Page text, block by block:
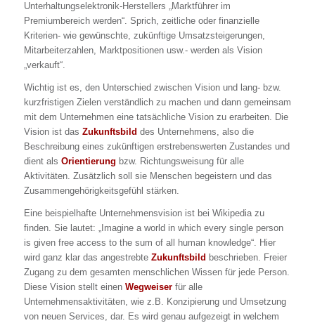
Unterhaltungselektronik-Herstellers „Marktführer im
Premiumbereich werden“. Sprich, zeitliche oder finanzielle
Kriterien- wie gewünschte, zukünftige Umsatzsteigerungen,
Mitarbeiterzahlen, Marktpositionen usw.- werden als Vision
„verkauft“.
Wichtig ist es, den Unterschied zwischen Vision und lang- bzw.
kurzfristigen Zielen verständlich zu machen und dann gemeinsam
mit dem Unternehmen eine tatsächliche Vision zu erarbeiten. Die
Vision ist das Zukunftsbild des Unternehmens, also die
Beschreibung eines zukünftigen erstrebenswerten Zustandes und
dient als Orientierung bzw. Richtungsweisung für alle
Aktivitäten. Zusätzlich soll sie Menschen begeistern und das
Zusammengehörigkeitsgefühl stärken.
Eine beispielhafte Unternehmensvision ist bei Wikipedia zu
finden. Sie lautet: „Imagine a world in which every single person
is given free access to the sum of all human knowledge“. Hier
wird ganz klar das angestrebte Zukunftsbild beschrieben. Freier
Zugang zu dem gesamten menschlichen Wissen für jede Person.
Diese Vision stellt einen Wegweiserfür alle
Unternehmensaktivitäten, wie z.B. Konzipierung und Umsetzung
von neuen Services, dar. Es wird genau aufgezeigt in welchem